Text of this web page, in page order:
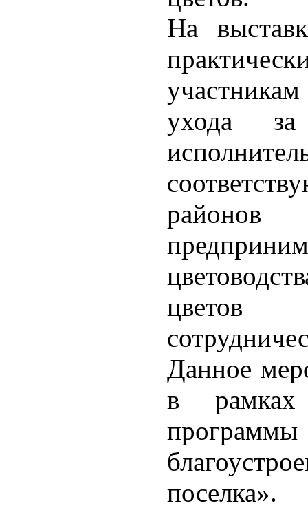
На
ухода за
Данное
в рамках
поселка».